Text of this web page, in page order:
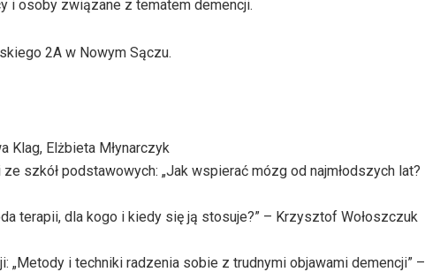
i osoby związane z tematem demencji.
2A w Nowym Sączu.
Klag, Elżbieta Młynarczyk
szkół podstawowych: „Jak wspierać mózg od najmłodszych lat?
terapii, dla kogo i kiedy się ją stosuje?” – Krzysztof Wołoszczuk
i techniki radzenia sobie z trudnymi objawami demencji” –